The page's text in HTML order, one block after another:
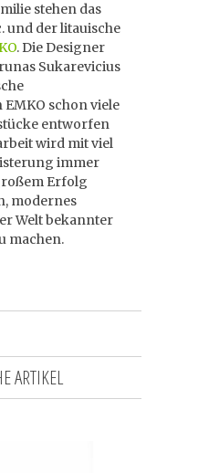
stehen das
und der litauische
. Die Designer
Sukarevicius
schon viele
entworfen
wird mit viel
immer
Erfolg
modernes
Welt bekannter
machen.
ARTIKEL